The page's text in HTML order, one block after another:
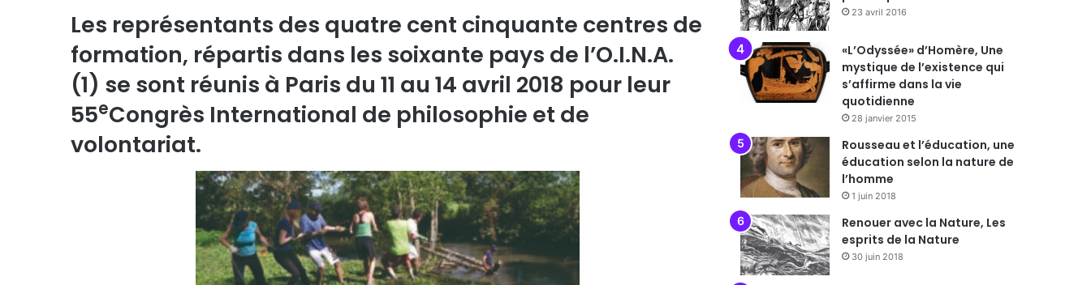
Les représentants des quatre cent cinquante centres de
formation, répartis dans les soixante pays de l’O.I.N.A.
(1) se sont réunis à Paris du 11 au 14 avril 2018 pour leur
55eCongrès International de philosophie et de
volontariat.
23 avril 2016
«L’Odyssée» d’Homère, Une
mystique de l’existence qui
s’affirme dans la vie
quotidienne
28 janvier 2015
Rousseau et l’éducation, une
éducation selon la nature de
l’homme
1 juin 2018
Renouer avec la Nature, Les
esprits de la Nature
30 juin 2018